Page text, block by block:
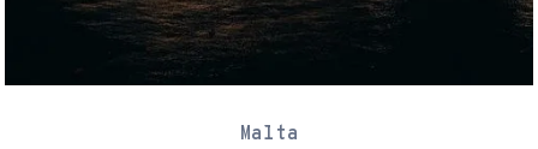
Malta